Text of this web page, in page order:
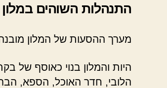
התנהלות השוהים במלון
מערך ההסעות של המלון
היות והמלון בנוי כאוסף של
הלובי, חדר האוכל, הספא,